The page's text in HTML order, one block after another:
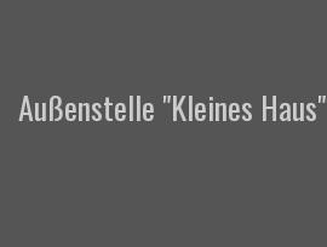
Außenstelle "Kleines Haus"